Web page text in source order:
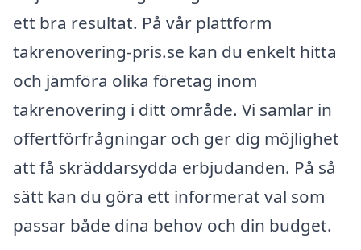
ett bra resultat. På vår plattform
takrenovering-pris.se kan du enkelt hitta
och jämföra olika företag inom
takrenovering i ditt område. Vi samlar in
offertförfrågningar och ger dig möjlighet
att få skräddarsydda erbjudanden. På så
sätt kan du göra ett informerat val som
passar både dina behov och din budget.